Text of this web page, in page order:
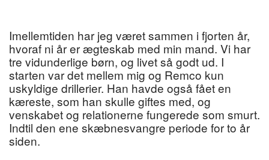
Imellemtiden har jeg været sammen i fjorten år,
hvoraf ni år er ægteskab med min mand. Vi har
tre vidunderlige børn, og livet så godt ud. I
starten var det mellem mig og Remco kun
uskyldige drillerier. Han havde også fået en
kæreste, som han skulle giftes med, og
venskabet og relationerne fungerede som smurt.
Indtil den ene skæbnesvangre periode for to år
siden.